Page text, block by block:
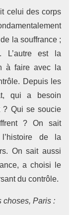
celui des corps
la souffrance ;
L’autre est la
à faire avec la
Depuis les
qui a besoin
? Qui se soucie
? On sait
de la
On sait aussi
a choisi le
du contrôle.
choses, Paris :